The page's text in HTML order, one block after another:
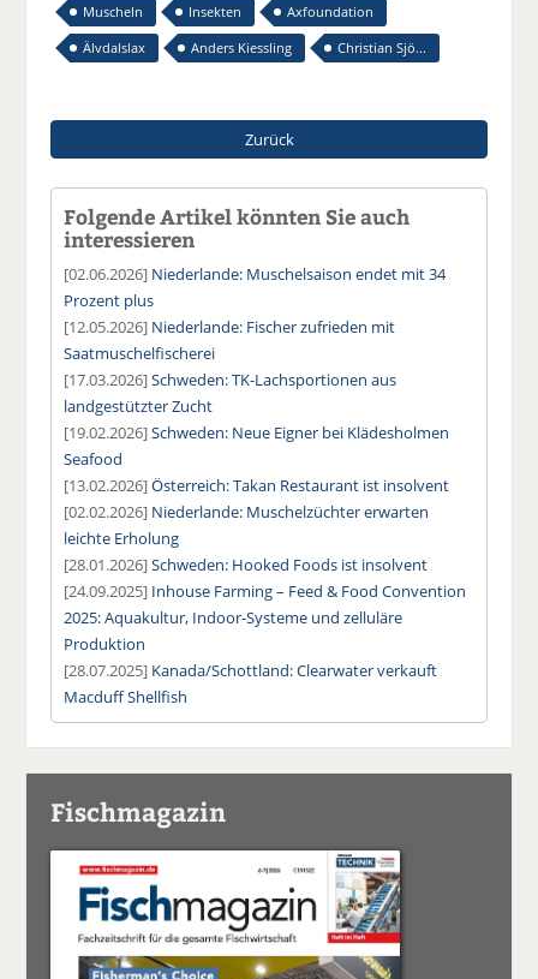
Muscheln
Insekten
Axfoundation
Älvdalslax
Anders Kiessling Christian Sjö...
Zurück
Folgende Artikel könnten Sie auch
interessieren
[02.06.2026] Niederlande: Muschelsaison endet mit 34
Prozent plus
[12.05.2026] Niederlande: Fischer zufrieden mit
Saatmuschelfischerei
[17.03.2026]Schweden: TK-Lachsportionen aus
landgestützter Zucht
[19.02.2026]Schweden: Neue Eigner bei Klädesholmen
Seafood
[13.02.2026]Österreich: Takan Restaurant ist insolvent
[02.02.2026] Niederlande: Muschelzüchter erwarten
leichte Erholung
[28.01.2026]Schweden: Hooked Foods ist insolvent
[24.09.2025] Inhouse Farming – Feed & Food Convention
2025: Aquakultur, Indoor-Systeme und zelluläre
Produktion
[28.07.2025] Kanada/Schottland: Clearwater verkauft
Macduff Shellfish
Fischmagazin